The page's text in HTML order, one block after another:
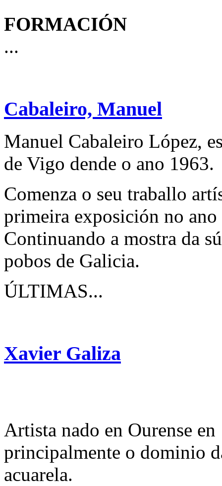
FORMACIÓN
...
Cabaleiro, Manuel
Manuel Cabaleiro López,
de Vigo dende o ano 1963.
Comenza o seu traballo
primeira exposición no
Continuando a mostra da
pobos de Galicia.
ÚLTIMAS...
Xavier Galiza
Artista nado en Ourense
principalmente o dominio
acuarela.